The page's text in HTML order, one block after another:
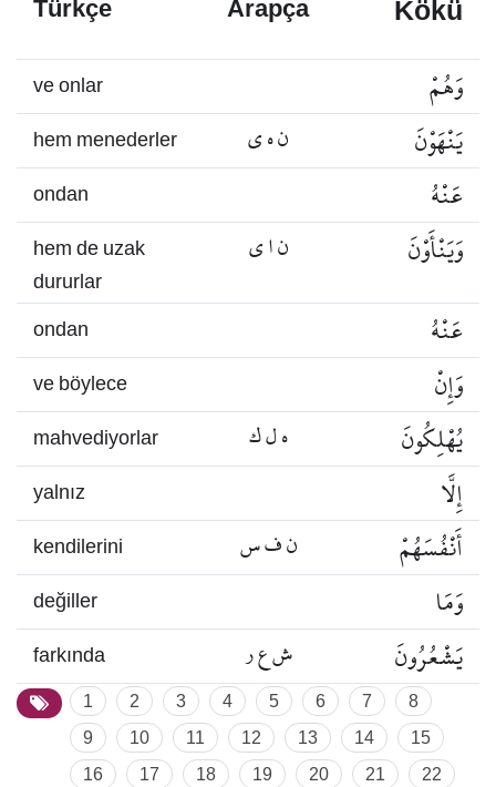
Türkçe Arapça Kökü
ve onlar وَهُمْ
hem menederler ن ه ي يَنْهَوْنَ
ondan عَنْهُ
hem de uzak
dururlar
ن ا ي وَيَنْأَوْنَ
ondan عَنْهُ
ve böylece وَإِنْ
mahvediyorlar ه ل ك يُهْلِكُونَ
yalnız إِلَّا
kendilerini ن ف س أَنْفُسَهُمْ
değiller وَمَا
farkında ش ع ر يَشْعُرُونَ
1 2 3 4 5 6 7
8
9
10 11 12 13 14
15
16
17 18 19 20 21
22